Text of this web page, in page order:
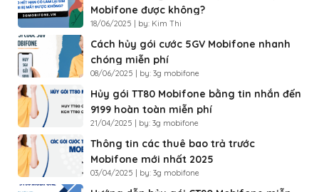
Mobifone được không?
18/06/2025 | by: Kim Thi
Cách hủy gói cước 5GV Mobifone nhanh
chóng miễn phí
08/06/2025 | by: 3g mobifone
Hủy gói TT80 Mobifone bằng tin nhắn đến
9199 hoàn toàn miễn phí
21/04/2025 | by: 3g mobifone
Thông tin các thuê bao trả trước
Mobifone mới nhất 2025
03/04/2025 | by: 3g mobifone